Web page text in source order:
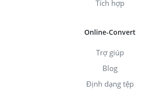
Tích hợp
Online-Convert
Trợ giúp
Blog
Định dạng tệp